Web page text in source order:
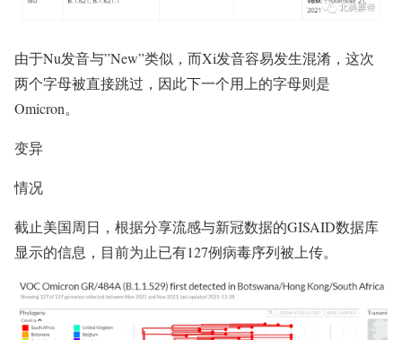
由于Nu发音与”New”类似，而Xi发音容易发生混淆，这次
两个字母被直接跳过，因此下一个用上的字母则是
Omicron。
变异
情况
截止美国周日，根据分享流感与新冠数据的GISAID数据库
显示的信息，目前为止已有127例病毒序列被上传。